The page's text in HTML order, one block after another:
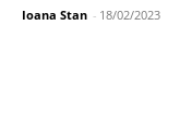
Ioana Stan - 18/02/2023